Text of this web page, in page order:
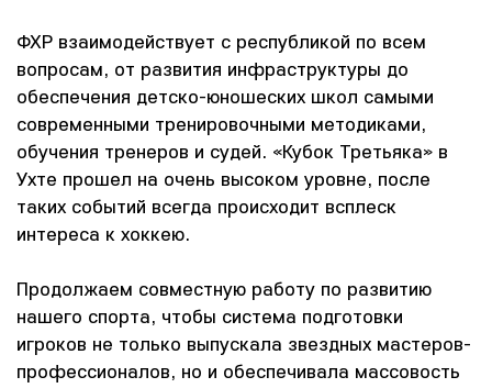
ФХР взаимодействует с республикой по всем
вопросам, от развития инфраструктуры до
обеспечения детско-юношеских школ самыми
современными тренировочными методиками,
обучения тренеров и судей. «Кубок Третьяка» в
Ухте прошел на очень высоком уровне, после
таких событий всегда происходит всплеск
интереса к хоккею.
Продолжаем совместную работу по развитию
нашего спорта, чтобы система подготовки
игроков не только выпускала звездных мастеров-
профессионалов, но и обеспечивала массовость